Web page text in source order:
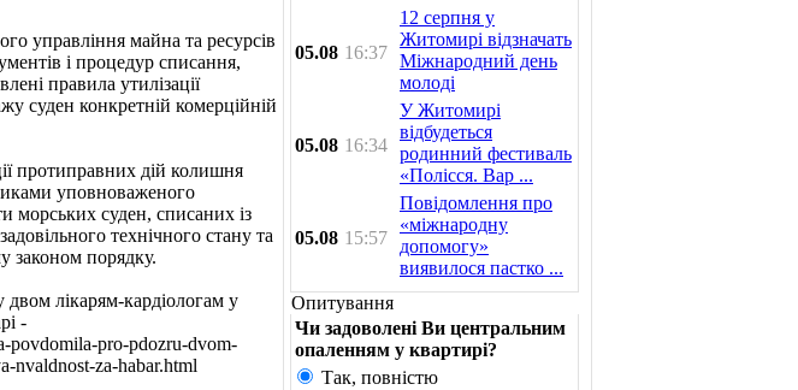
управління майна та ресурсів
і процедур списання,
правила утилізації
суден конкретній комерційній
протиправних дій колишня
уповноваженого
морських суден, списаних із
технічного стану та
законом порядку.
лікарям-кардіологам у
-
povdomila-pro-pdozru-dvom-
nvaldnost-za-habar.html
05.08 16:37
12 серпня у
Житомирі відзначать
Міжнародний день
молоді
05.08 16:34
У Житомирі
відбудеться
родинний фестиваль
«Полісся. Вар ...
05.08 15:57
Повідомлення про
«міжнародну
допомогу»
виявилося пастко ...
Опитування
Чи задоволені Ви центральним
опаленням у квартирі?
Так, повністю